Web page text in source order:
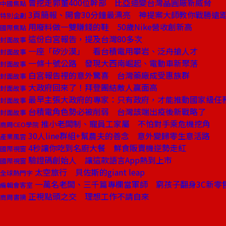
中國焦點 曾挖走郭董400位幹部 比亞迪變台灣晶圓廠新威脅
特別企劃 3頁簡報、開會30分鐘最漂亮 神提案大師教你戰勝遠
國際焦點 用廢料做一雙賺錢的鞋 50歲Nike營收創新高
封面故事 這份白宮報告，提及台灣80多次
封面故事 一座「矽沙漠」 看台積電用攀岩、泛舟搶人才
封面故事 一條十號公路 發現大西南崛起、電動車新聚落
封面故事 白宮報告裡的意外驚喜 台灣藥廠成受惠族群
封面故事 大政府回來了！拜登團結敵人贏面高
封面故事 最早主張大政府的專家：只有政府，才能推動國家級任
封面故事 台積電角色勢必被削弱 台灣該端出疫後新戰略了
商周CEO學院 推小老闆制、寵員工家屬 不怕對手乘危機挖角
產業風雲 30人line群組+幫農夫的善念 意外變歸零生意活路
國際視窗 4秒讓你吃到名廚大餐 鮮食販賣機逆勢走紅
國際視窗 驗證碼創始人 讓這款語言App熱到上市
全球熱門字 太空旅行 貝佐斯的giant leap
編輯會客室 一萬名老闆、三千篇專欄當軍師 窮孩子翻身3C新零
商周書摘 正視點頭之交 理想工作不請自來